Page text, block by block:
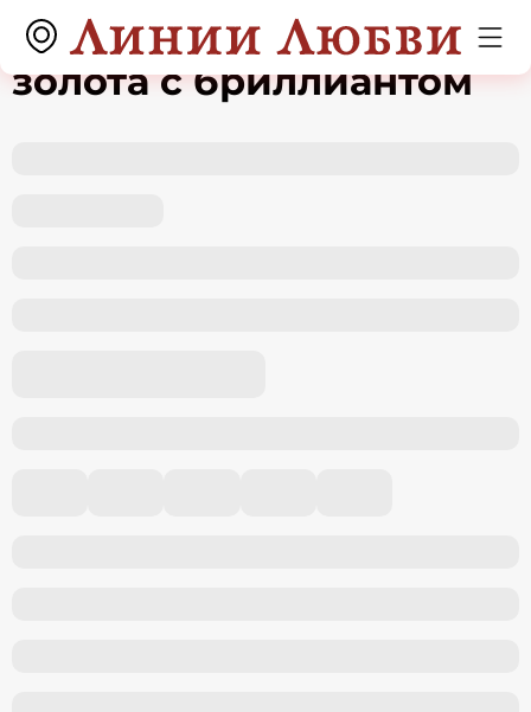
Подвеска из красного
золота с бриллиантом